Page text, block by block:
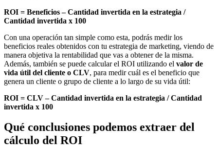
ROI = Beneficios – Cantidad invertida en la estrategia /
Cantidad invertida x 100
Con una operación tan simple como esta, podrás medir los
beneficios reales obtenidos con tu estrategia de marketing, viendo de
manera objetiva la rentabilidad que vas a obtener de la misma.
Además, también se puede calcular el ROI utilizando el valor de
vida útil del cliente o CLV, para medir cuál es el beneficio que
genera un cliente o grupo de cliente a lo largo de su vida útil:
ROI = CLV – Cantidad invertida en la estrategia / Cantidad
invertida x 100
Qué conclusiones podemos extraer del
cálculo del ROI